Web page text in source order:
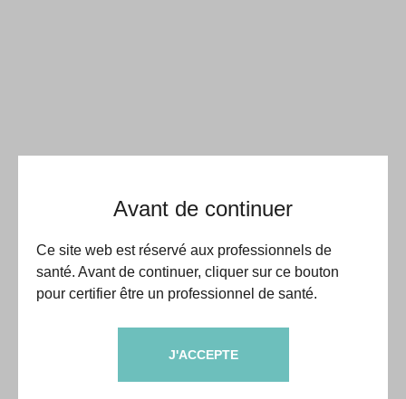
Avant de continuer
Ce site web est réservé aux professionnels de
santé. Avant de continuer, cliquer sur ce bouton
pour certifier être un professionnel de santé.
J'ACCEPTE